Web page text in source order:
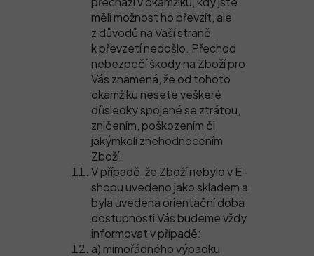
měli možnost ho převzít, ale
z důvodů na Vaší straně
k převzetí nedošlo. Přechod
nebezpečí škody na Zboží pro
Vás znamená, že od tohoto
okamžiku nesete veškeré
důsledky spojené se ztrátou,
zničením, poškozením či
jakýmkoli znehodnocením
Zboží.
V případě, že Zboží nebylo v E-
shopu uvedeno jako skladem a
byla uvedena orientační doba
dostupnosti Vás budeme vždy
informovat v případě:
a) mimořádného výpadku